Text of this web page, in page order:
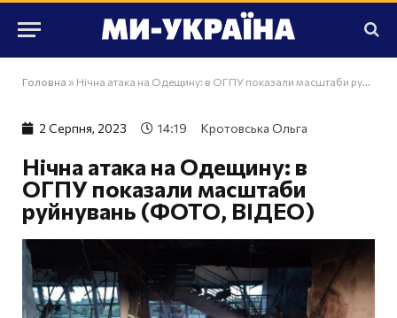
Головна » Нічна атака на Одещину: в ОГПУ показали масштаби руйнувань (ФОТО, ВІДЕО)
2 Серпня, 2023 14:19 Кротовська Ольга
Нічна атака на Одещину: в
ОГПУ показали масштаби
руйнувань (ФОТО, ВІДЕО)